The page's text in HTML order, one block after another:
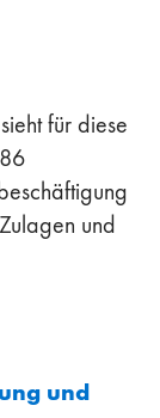
für diese
und
und